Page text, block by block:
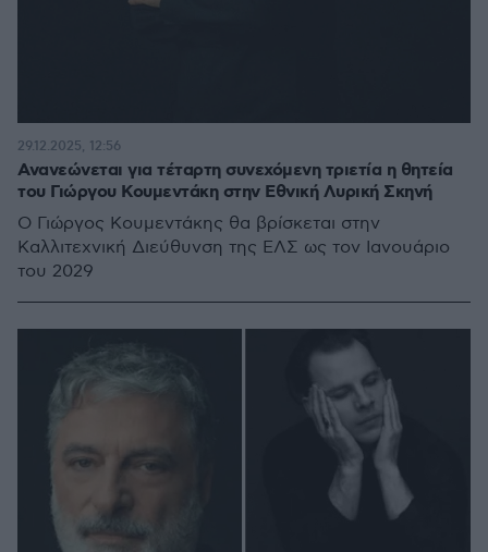
Ανανεώνεται για τέταρτη συνεχόμενη τριετία η θητεία
του Γιώργου Κουμεντάκη στην Εθνική Λυρική Σκηνή
Ο Γιώργος Κουμεντάκης θα βρίσκεται στην
Καλλιτεχνική Διεύθυνση της ΕΛΣ ως τον Ιανουάριο
του 2029
29.12.2025, 12:56